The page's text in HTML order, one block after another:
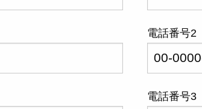
電話番号2
電話番号3